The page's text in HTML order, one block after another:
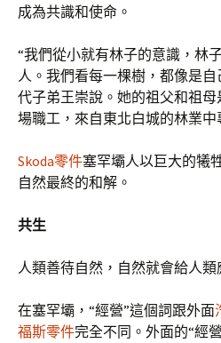
成為共識和使命。
“我們從小就有林子的意識，林
人。我們看每一棵樹，都像是
代子弟王崇說。她的祖父和祖母
場職工，來自東北白城的林業中
Skoda零件塞罕壩人以巨大的犧
自然最終的和解。
共生
人類善待自然，自然就會給人類
在塞罕壩，“經營”這個詞跟外面
福斯零件完全不同。外面的“經